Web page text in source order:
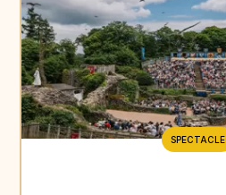
SPECTACLE